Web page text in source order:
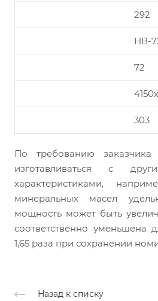
292
НВ-
72
303
По требованию заказчика
изготавливаться с
характеристиками,
минеральных масел
мощность может быть
соответственно уменьшена
1,65 раза при сохранении
Назад к списку